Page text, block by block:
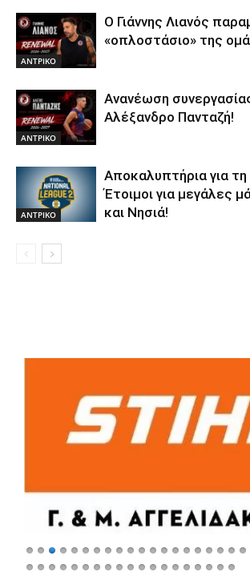
ΑΝTΡΙΚΟ
Ο Γιάννης Λιανός
«οπλοστάσιο» της
ΑΝTΡΙΚΟ
Ανανέωση
Αλέξανδρο Πανταζή!
ΑΝTΡΙΚΟ
Αποκαλυπτήρια για
Έτοιμοι για μεγάλες
και Νησιά!